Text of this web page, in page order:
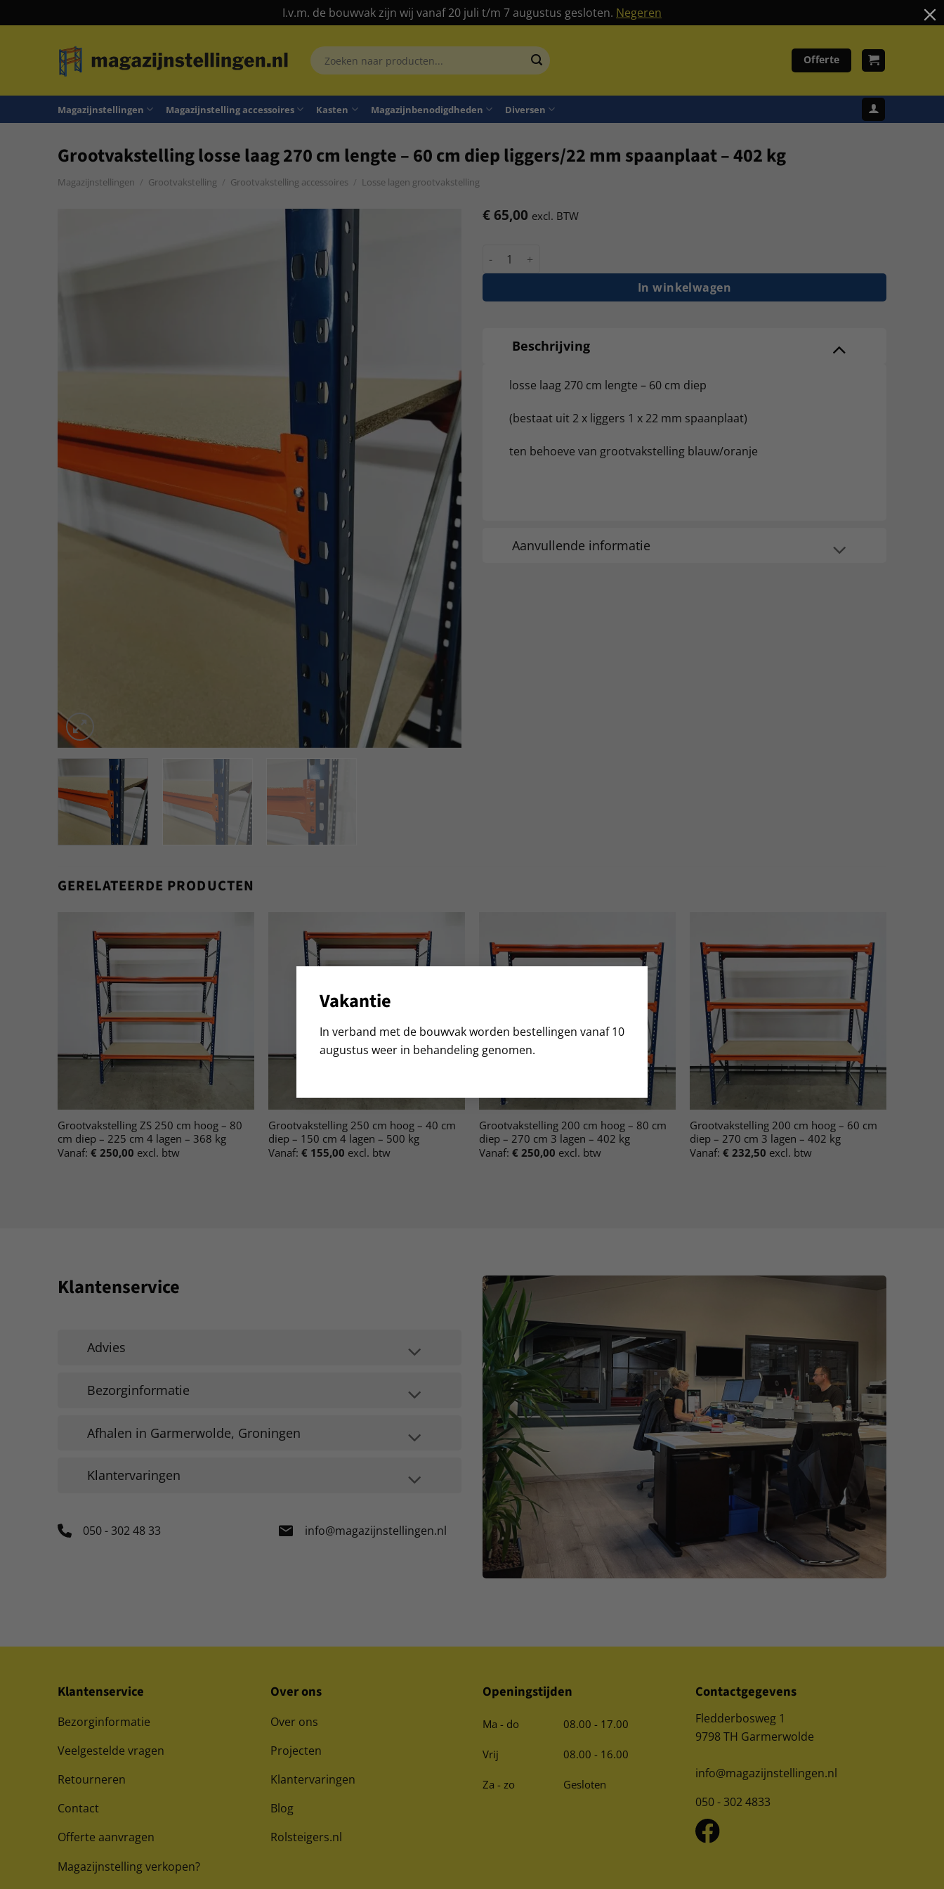
Vakantie
In verband met de bouwvak worden bestellingen vanaf 10
augustus weer in behandeling genomen.
I.v.m. de bouwvak zijn wij vanaf 20 juli t/m 7 augustus gesloten. Negeren
Zoeken
naar:
Offerte
Magazijnstellingen Magazijnstelling accessoires Kasten Magazijnbenodigdheden Diversen
Grootvakstelling losse laag 270 cm lengte – 60 cm diep liggers/22 mm spaanplaat – 402 kg
Magazijnstellingen / Grootvakstelling / Grootvakstelling accessoires / Losse lagen grootvakstelling
€65,00 excl. BTW
Grootvakstelling losse laag 270 cm lengte - 60 cm diep liggers/22 mm spaanplaat - 402
In winkelwagen
Beschrijving
losse laag 270 cm lengte – 60 cm diep
(bestaat uit 2 x liggers 1 x 22 mm spaanplaat)
ten behoeve van grootvakstelling blauw/oranje
Aanvullende informatie
GERELATEERDE PRODUCTEN
Grootvakstelling ZS 250 cm hoog – 80
cm diep – 225 cm 4 lagen – 368 kg
Vanaf: € 250,00 excl. btw
Grootvakstelling 250 cm hoog – 40 cm
diep – 150 cm 4 lagen – 500 kg
Vanaf: € 155,00 excl. btw
Grootvakstelling 200 cm hoog – 80 cm
diep – 270 cm 3 lagen – 402 kg
Vanaf: € 250,00 excl. btw
Grootvakstelling 200 cm hoog – 60 cm
diep – 270 cm 3 lagen – 402 kg
Vanaf: € 232,50 excl. btw
Klantenservice
Advies
Bezorginformatie
Afhalen in Garmerwolde, Groningen
Klantervaringen
050 - 302 48 33 info@magazijnstellingen.nl
Klantenservice
Bezorginformatie
Veelgestelde vragen
Retourneren
Contact
Offerte aanvragen
Magazijnstelling verkopen?
Over ons
Over ons
Projecten
Klantervaringen
Blog
Rolsteigers.nl
Openingstijden
Ma - do 08.00 - 17.00
Vrij 08.00 - 16.00
Za - zo Gesloten
Contactgegevens
Fledderbosweg 1
9798 TH Garmerwolde
info@magazijnstellingen.nl
050 - 302 4833